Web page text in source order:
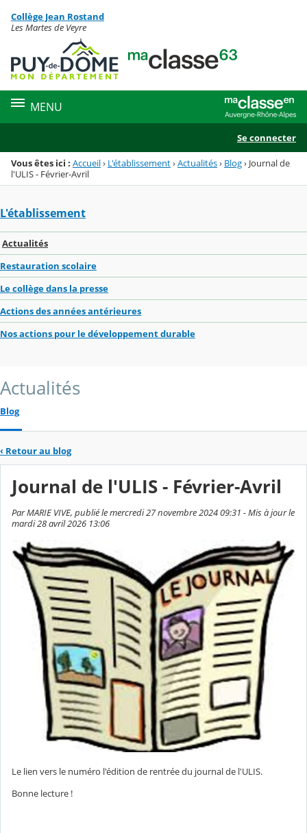
Menu de la rubrique
Contenu
Collège Jean Rostand
Les Martes de Veyre
MENU
Se connecter
Vous êtes ici : Accueil› L'établissement›Actualités› Blog› Journal de
l'ULIS - Février-Avril
L'établissement
Actualités
Restauration scolaire
Le collège dans la presse
Actions des années antérieures
Nos actions pour le développement durable
Actualités
Blog
‹ Retour au blog
Journal de l'ULIS - Février-Avril
Par MARIE VIVE, publié le mercredi 27 novembre 2024 09:31 - Mis à jour le
mardi 28 avril 2026 13:06
Le lien vers le numéro l'édition de rentrée du journal de l'ULIS.
Bonne lecture !